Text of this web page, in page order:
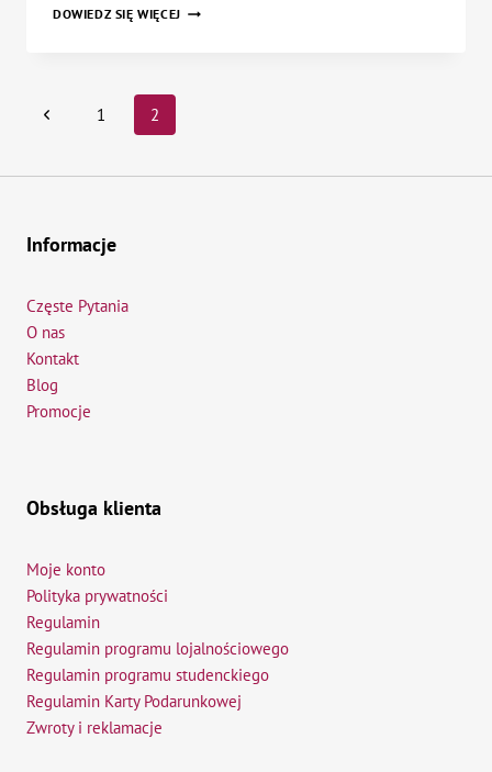
DOWIEDZ SIĘ WIĘCEJOD
PROFESJONALIZM
Nawigacja
Poprzednia
1 2
Informacje
Częste Pytania
O nas
Kontakt
Blog
Promocje
Obsługa klienta
Moje konto
Polityka prywatności
Regulamin
Regulamin programu lojalnościowego
Regulamin programu studenckiego
Regulamin Karty Podarunkowej
Zwroty i reklamacje